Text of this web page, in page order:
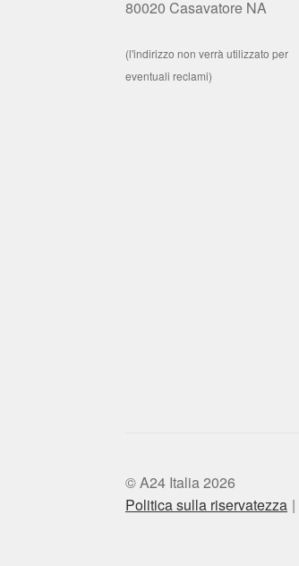
80020 Casavatore NA
(l'indirizzo non verrà utilizzato per
eventuali reclami)
© A24 Italia 2026
Politica sulla riservatezza